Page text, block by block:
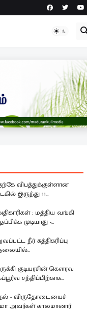
விபத்துக்குள்ளான
இருந்து 11
கடற்படை பாதுகாப்பாக
: மத்திய வங்கி
முடியாது -
ஹக்கீம் ஆவேசம்
நீர் சுத்திகரிப்பு
குடியரசின் கௌரவ
சந்திப்பிற்காக
சந்தித்தார்
- விருதோடையைச்
அவர்கள் காலமானார்